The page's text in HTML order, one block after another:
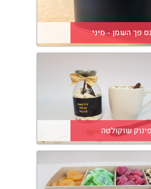
נס פך השמן - מיני
פינוק שוקולטה